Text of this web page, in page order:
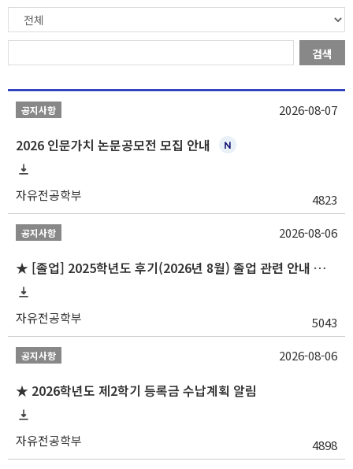
검색
공지사항
2026 인문가치 논문공모전 모집 안내
자유전공학부 4823
2026-08-07
공지사항
★ [졸업] 2025학년도 후기(2026년 8월) 졸업 관련 안내 및 확정자 명단 공지
자유전공학부 5043
2026-08-06
공지사항
★ 2026학년도 제2학기 등록금 수납계획 알림
자유전공학부 4898
2026-08-06